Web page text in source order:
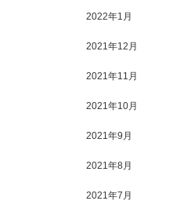
2022年1月
2021年12月
2021年11月
2021年10月
2021年9月
2021年8月
2021年7月